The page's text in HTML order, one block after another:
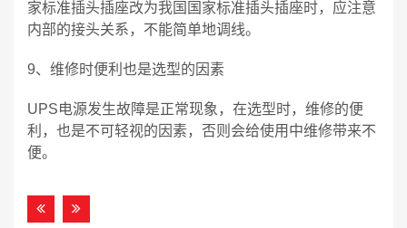
家标准插头插座改为我国国家标准插头插座时，应注意
内部的接头关系，不能简单地调线。
9、维修时便利也是选型的因素
UPS电源发生故障是正常现象，在选型时，维修的便
利，也是不可轻视的因素，否则会给使用中维修带来不
便。